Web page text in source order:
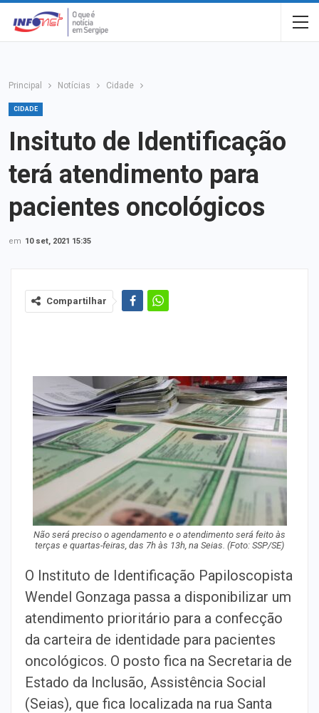
Principal Notícias Cidade
CIDADE
Insituto de Identificação
terá atendimento para
pacientes oncológicos
em 10 set, 2021 15:35
Compartilhar
Não será preciso o agendamento e o atendimento será feito às
terças e quartas-feiras, das 7h às 13h, na Seias. (Foto: SSP/SE)
O Instituto de Identificação Papiloscopista
Wendel Gonzaga passa a disponibilizar um
atendimento prioritário para a confecção
da carteira de identidade para pacientes
oncológicos. O posto fica na Secretaria de
Estado da Inclusão, Assistência Social
(Seias), que fica localizada na rua Santa